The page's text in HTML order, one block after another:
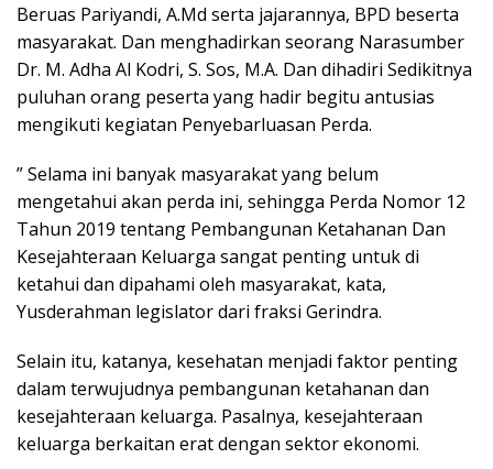
Beruas Pariyandi, A.Md serta jajarannya, BPD beserta
masyarakat. Dan menghadirkan seorang Narasumber
Dr. M. Adha Al Kodri, S. Sos, M.A. Dan dihadiri Sedikitnya
puluhan orang peserta yang hadir begitu antusias
mengikuti kegiatan Penyebarluasan Perda.
” Selama ini banyak masyarakat yang belum
mengetahui akan perda ini, sehingga Perda Nomor 12
Tahun 2019 tentang Pembangunan Ketahanan Dan
Kesejahteraan Keluarga sangat penting untuk di
ketahui dan dipahami oleh masyarakat, kata,
Yusderahman legislator dari fraksi Gerindra.
Selain itu, katanya, kesehatan menjadi faktor penting
dalam terwujudnya pembangunan ketahanan dan
kesejahteraan keluarga. Pasalnya, kesejahteraan
keluarga berkaitan erat dengan sektor ekonomi.